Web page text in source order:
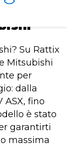
Su Rattix
Mitsubishi
per
dalla
ASX, fino
è stato
garantirti
massima